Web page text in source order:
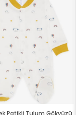
Patikli Tulum Gökyüzü